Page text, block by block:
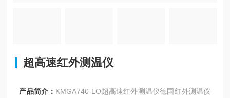
超高速红外测温仪
产品简介： KMGA740-LO超高速红外测温仪德国红外测温仪